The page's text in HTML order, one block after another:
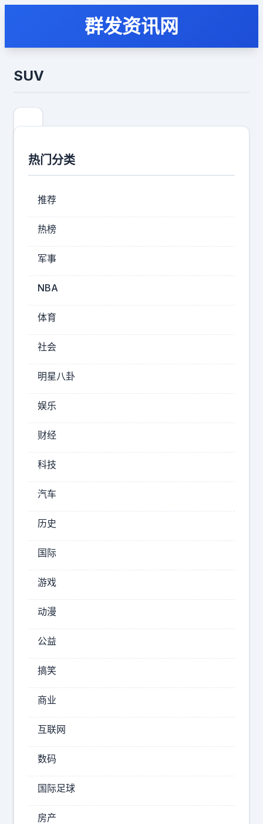
群发资讯网
SUV
开
，
如
果
用
一
句
话
总
结
我
的
真
实
受
智
开
来
是
像
S
V
的
M
热门分类
推荐
热榜
军事
NBA
体育
社会
明星八卦
娱乐
财经
科技
汽车
历史
国际
游戏
动漫
公益
搞笑
商业
互联网
数码
国际足球
房产